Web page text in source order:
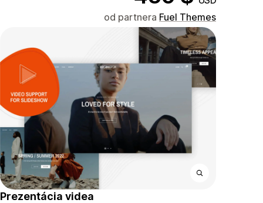
od partnera Fuel Themes
Prezentácia videa